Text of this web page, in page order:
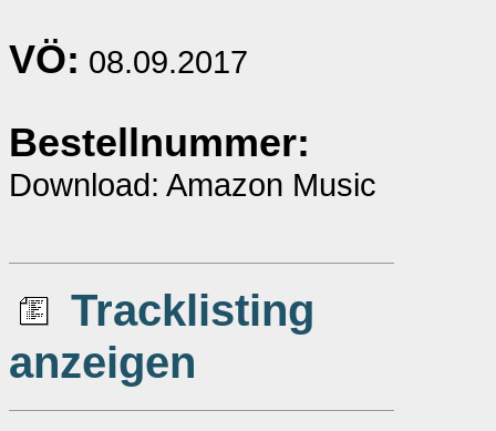
VÖ: 08.09.2017
Bestellnummer:
Download: Amazon Music
Tracklisting
anzeigen